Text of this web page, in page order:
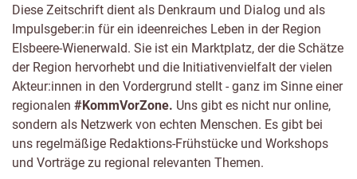
Diese Zeitschrift dient als Denkraum und Dialog und als
Impulsgeber:in für ein ideenreiches Leben in der Region
Elsbeere-Wienerwald. Sie ist ein Marktplatz, der die Schätze
der Region hervorhebt und die Initiativenvielfalt der vielen
Akteur:innen in den Vordergrund stellt - ganz im Sinne einer
regionalen #KommVorZone. Uns gibt es nicht nur online,
sondern als Netzwerk von echten Menschen. Es gibt bei
uns regelmäßige Redaktions-Frühstücke und Workshops
und Vorträge zu regional relevanten Themen.